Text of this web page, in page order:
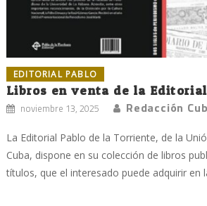
EDITORIAL PABLO
Libros en venta de la
noviembre 13, 2025 Redacción
La Editorial Pablo de la Torriente, de la
Cuba, dispone en su colección de libros
títulos, que el interesado puede adquirir en